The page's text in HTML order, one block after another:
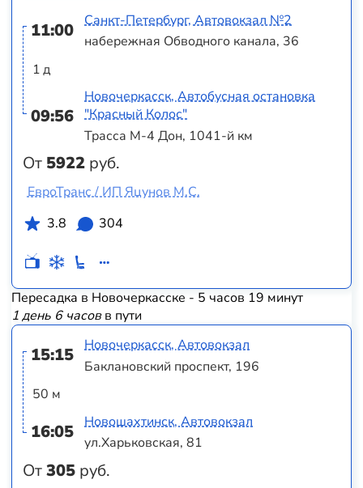
11:00
1 д
09:56
От 5922 руб.
Санкт-Петербург, Автовокзал №2
набережная Обводного канала, 36
Новочеркасск, Автобусная остановка
"Красный Колос"
Трасса М-4 Дон, 1041-й км
ЕвроТранс / ИП Яцунов М.С.
3.8
304
Пересадка в Новочеркасске - 5 часов 19 минут
1 день 6 часовв пути
15:15
50 м
16:05
От305 руб.
Новочеркасск, Автовокзал
Баклановский проспект, 196
Новошахтинск, Автовокзал
ул.Харьковская, 81